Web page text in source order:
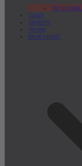
Sport
Verkehr
Verlag
lokal.report